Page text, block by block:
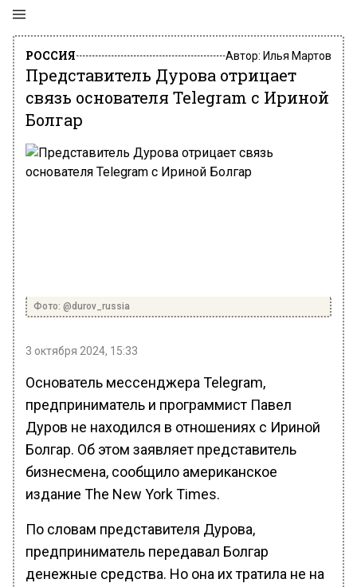
РОССИЯ Автор: Илья Мартов
Представитель Дурова отрицает
связь основателя Telegram с Ириной
Болгар
Фото: @durov_russia
3 октября 2024, 15:33
Основатель мессенджера Telegram,
предприниматель и программист Павел
Дуров не находился в отношениях с Ириной
Болгар. Об этом заявляет представитель
бизнесмена, сообщило американское
издание The New York Times.
По словам представителя Дурова,
предприниматель передавал Болгар
денежные средства. Но она их тратила не на